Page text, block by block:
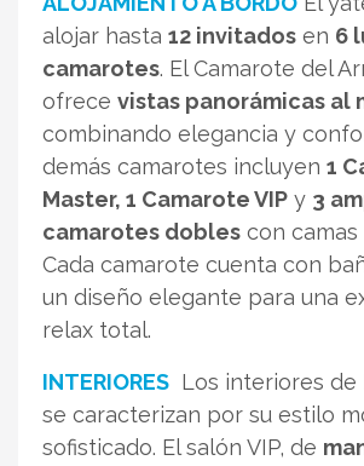
alojar hasta 12 invitados en 6
camarotes. El Camarote del
ofrece vistas panorámicas al
combinando elegancia y
demás camarotes incluyen 1
Master, 1 Camarote VIP y 3
camarotes dobles con camas
Cada camarote cuenta con
un diseño elegante para una
relax total.
INTERIORES Los interiores de
se caracterizan por su estilo
sofisticado. El salón VIP, de